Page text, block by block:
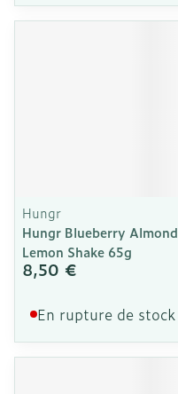
Hungr
Hungr Blueberry Almond
Lemon Shake 65g
8,50 €
En rupture de stock